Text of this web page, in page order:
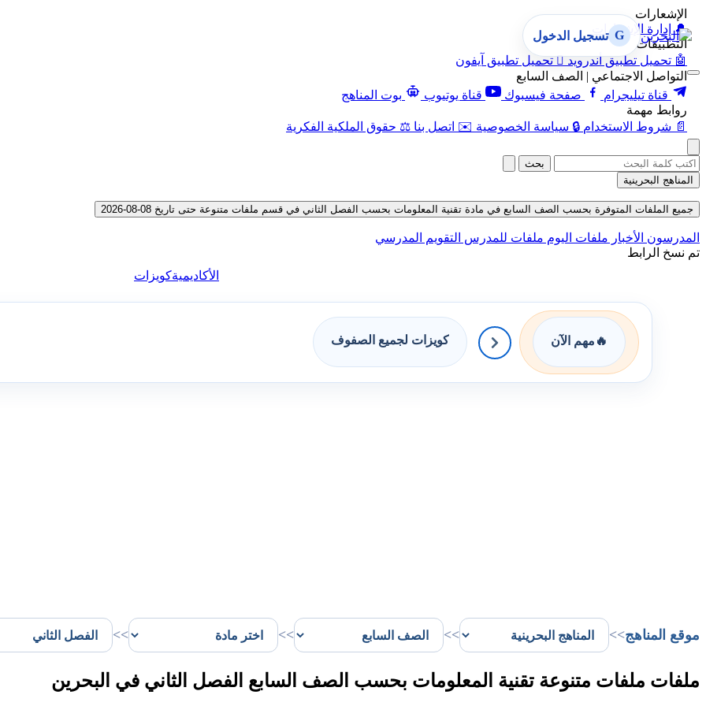
الإشعارات
🔔 إدارة الإشعارات
التطبيقات
🤖 تحميل تطبيق أندرويد  تحميل تطبيق آيفون
التواصل الاجتماعي | الصف السابع
قناة تيليجرام
صفحة فيسبوك قناة يوتيوب
بوت المناهج
روابط مهمة
📄 شروط الاستخدام 🔒 سياسة الخصوصية ✉️ اتصل بنا ⚖️ حقوق الملكية الفكرية
G تسجيل الدخول
بحث
المناهج البحرينية
جميع الملفات المتوفرة بحسب الصف السابع في مادة تقنية المعلومات بحسب الفصل الثاني في قسم ملفات متنوعة حتى تاريخ 08-08-2026
المدرسون الأخبار ملفات اليوم ملفات للمدرس التقويم المدرسي
تم نسخ الرابط
الأكاديميةكويزات
🔥 مهم الآن كويزات لجميع الصفوف
موقع المناهج>>
>>
>>
>>
ملفات ملفات متنوعة تقنية المعلومات بحسب الصف السابع الفصل الثاني في البحرين